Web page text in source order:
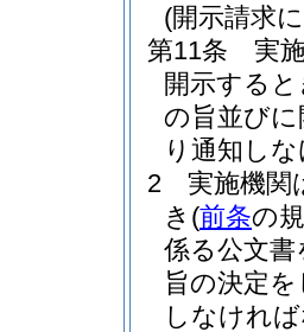
(開示請求
第11条
実
開示する
の旨並び
り通知し
2
実施機関
き (前条の
係る公文
旨の決定
しなけれ